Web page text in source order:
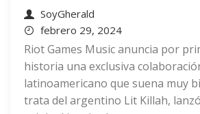
SoyGherald
febrero 29, 2024
Riot Games Music anuncia por
historia una exclusiva
latinoamericano que suena muy
trata del argentino Lit Killah,